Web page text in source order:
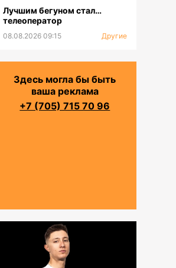
Лучшим бегуном стал…
телеоператор
08.08.2026 09:15 Другие
Здесь могла бы быть
ваша реклама
+7 (705) 715 70 96